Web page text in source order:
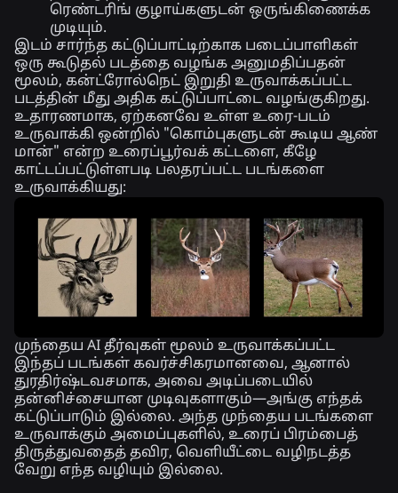
ரெண்டரிங் குழாய்களுடன் ஒருங்கிணைக்க
முடியும்.
இடம் சார்ந்த கட்டுப்பாட்டிற்காக படைப்பாளிகள்
ஒரு கூடுதல் படத்தை வழங்க அனுமதிப்பதன்
மூலம், கன்ட்ரோல்நெட் இறுதி உருவாக்கப்பட்ட
படத்தின் மீது அதிக கட்டுப்பாட்டை வழங்குகிறது.
உதாரணமாக, ஏற்கனவே உள்ள உரை-படம்
உருவாக்கி ஒன்றில் "கொம்புகளுடன் கூடிய ஆண்
மான்" என்ற உரைப்பூர்வக் கட்டளை, கீழே
காட்டப்பட்டுள்ளபடி பலதரப்பட்ட படங்களை
உருவாக்கியது:
முந்தைய AI தீர்வுகள் மூலம் உருவாக்கப்பட்ட
இந்தப் படங்கள் கவர்ச்சிகரமானவை, ஆனால்
துரதிர்ஷ்டவசமாக, அவை அடிப்படையில்
தன்னிச்சையான முடிவுகளாகும்—அங்கு எந்தக்
கட்டுப்பாடும் இல்லை. அந்த முந்தைய படங்களை
உருவாக்கும் அமைப்புகளில், உரைப் பிரம்பைத்
திருத்துவதைத் தவிர, வெளியீட்டை வழிநடத்த
வேறு எந்த வழியும் இல்லை.